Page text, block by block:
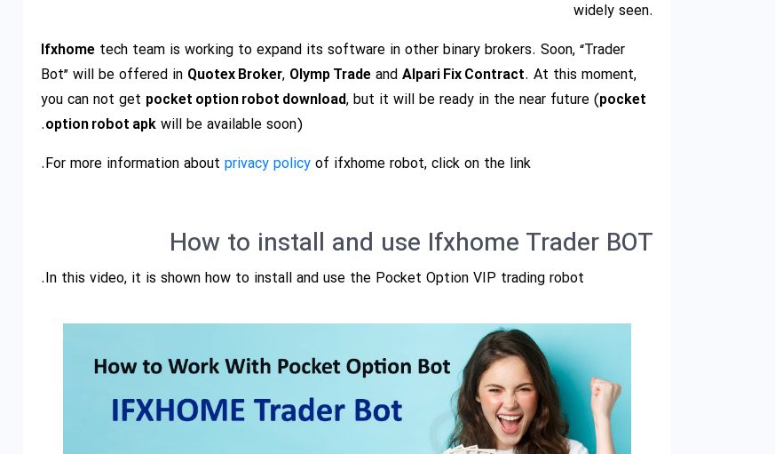
widely seen.
Ifxhome tech team is working to expand its software in other binary brokers. Soon, “Trader
Bot” will be offered in Quotex Broker, Olymp Trade and Alpari Fix Contract. At this moment,
you can not get pocket option robot download, but it will be ready in the near future (pocket
option robot apk will be available soon).
For more information about privacy policy of ifxhome robot, click on the link.
How to install and use Ifxhome Trader BOT
In this video, it is shown how to install and use the Pocket Option VIP trading robot.